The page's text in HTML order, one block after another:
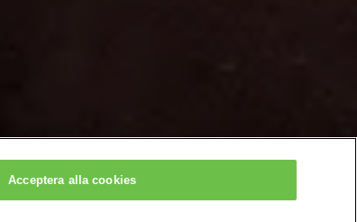
Acceptera alla cookies